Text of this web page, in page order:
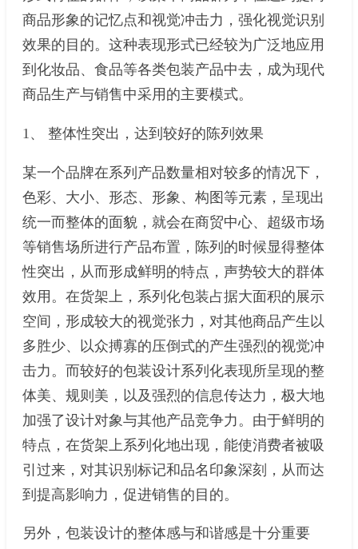
商品形象的记忆点和视觉冲击力，强化视觉识别
效果的目的。这种表现形式已经较为广泛地应用
到化妆品、食品等各类包装产品中去，成为现代
商品生产与销售中采用的主要模式。
1、 整体性突出，达到较好的陈列效果
某一个品牌在系列产品数量相对较多的情况下，
色彩、大小、形态、形象、构图等元素，呈现出
统一而整体的面貌，就会在商贸中心、超级市场
等销售场所进行产品布置，陈列的时候显得整体
性突出，从而形成鲜明的特点，声势较大的群体
效用。在货架上，系列化包装占据大面积的展示
空间，形成较大的视觉张力，对其他商品产生以
多胜少、以众搏寡的压倒式的产生强烈的视觉冲
击力。而较好的包装设计系列化表现所呈现的整
体美、规则美，以及强烈的信息传达力，极大地
加强了设计对象与其他产品竞争力。由于鲜明的
特点，在货架上系列化地出现，能使消费者被吸
引过来，对其识别标记和品名印象深刻，从而达
到提高影响力，促进销售的目的。
另外，包装设计的整体感与和谐感是十分重要